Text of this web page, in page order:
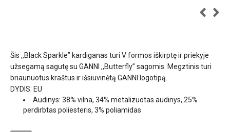
Šis ,,Black Sparkle” kardiganas turi V formos iškirptę ir priekyje
užsegamą sagutę su GANNI ,,Butterfly” sagomis. Megztinis turi
briaunuotus kraštus ir išsiuvinėtą GANNI logotipą.
DYDIS: EU
Audinys: 38% vilna, 34% metalizuotas audinys, 25%
perdirbtas poliesteris, 3% poliamidas